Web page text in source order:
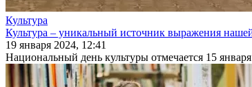
Культура
Культура – уникальный источник выражения
19 января 2024, 12:41
Национальный день культуры отмечается 15